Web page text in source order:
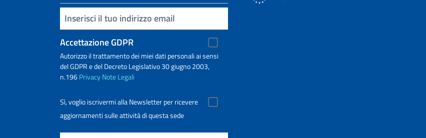
Inserisci la tua email
Accettazione GDPR
Autorizzo il trattamento dei miei dati personali ai sensi
del GDPR e del Decreto Legislativo 30 giugno 2003,
n.196PrivacyNote Legali
Sì, voglio iscrivermi alla Newsletter per ricevere
aggiornamenti sulle attività di questa sede